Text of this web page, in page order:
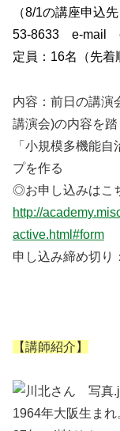
（8/1の講座申込
53-8633 e-mail
定員：16名（先着
内容：前日の講演
講演会)の内容を踏
「小規模多機能
プを作る
◎お申し込みはこ
http://
active.html#form
申し込み締め切り
【講師紹介】
1964年大阪生まれ